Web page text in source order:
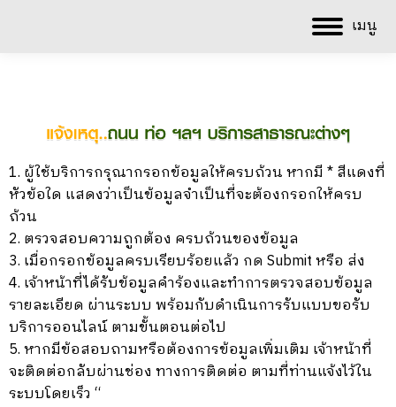
เมนู
1. ผู้ใช้บริการกรุณากรอกข้อมูลให้ครบถ้วน หากมี * สีแดงที่
หัวข้อใด แสดงว่าเป็นข้อมูลจำเป็นที่จะต้องกรอกให้ครบ
ถ้วน
2. ตรวจสอบความถูกต้อง ครบถ้วนของข้อมูล
3. เมื่อกรอกข้อมูลครบเรียบร้อยแล้ว กด Submit หรือ ส่ง
4. เจ้าหน้าที่ได้รับข้อมูลคำร้องและทำการตรวจสอบข้อมูล
รายละเอียด ผ่านระบบ พร้อมกับดำเนินการรับแบบขอรับ
บริการออนไลน์ ตามขั้นตอนต่อไป
5. หากมีข้อสอบถามหรือต้องการข้อมูลเพิ่มเติม เจ้าหน้าที่
จะติดต่อกลับผ่านช่อง ทางการติดต่อ ตามที่ท่านแจ้งไว้ใน
ระบบโดยเร็ว “